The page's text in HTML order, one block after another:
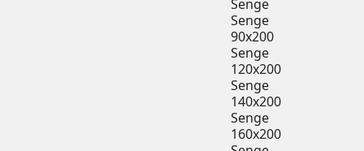
Senge
Senge
90x200
Senge
120x200
Senge
140x200
Senge
160x200